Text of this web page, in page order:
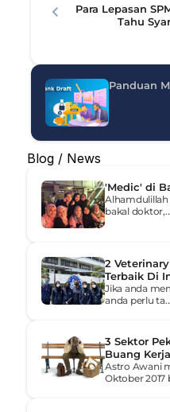
Para Lepasan
Tahu
Panduan
Blog / News
'Medic' di
bakal doktor,...
2
Terbaik Di
Jika anda
anda perlu ta...
3 Sektor
Buang
Astro Awani
Oktober 2017